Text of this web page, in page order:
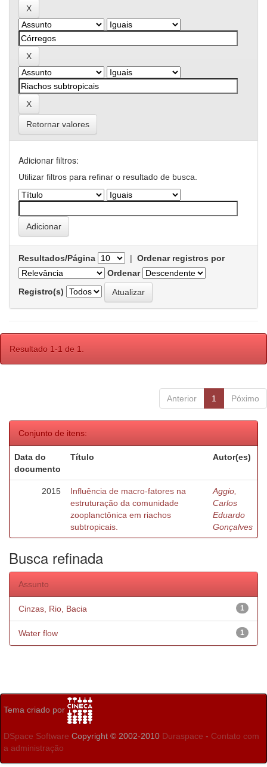
Retornar valores
Adicionar filtros:
Utilizar filtros para refinar o resultado de busca.
Resultados/Página | Ordenar registros por
Ordenar
Registro(s)
Resultado 1-1 de 1.
Anterior 1 Póximo
Conjunto de itens:
Data do
documento
Título Autor(es)
2015
Influência de macro-fatores na
estruturação da comunidade
zooplanctônica em riachos
subtropicais.
Aggio,
Carlos
Eduardo
Gonçalves
Busca refinada
Assunto
1
Cinzas, Rio, Bacia
1
Water flow
Tema criado por
DSpace Software Copyright © 2002-2010 Duraspace - Contato com
a administração